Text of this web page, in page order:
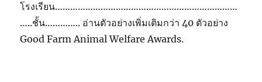
โรงเรียน………………………………………………………………
…..ชั้น………….. อ่านตัวอย่างเพิ่มเติมกว่า 40 ตัวอย่าง
Good Farm Animal Welfare Awards.